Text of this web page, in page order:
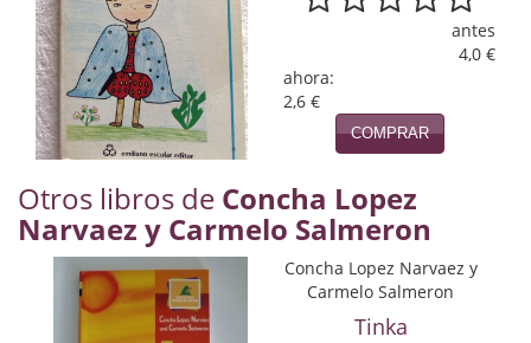
Novela Extranjera
Novela fantástica
Novela histórica
Novela negra
Novela romántica
Otros idiomas
Papás, Mamás, bebés...
antes
4,0 €
ahora:
2,6 €
COMPRAR
Otros libros de Concha Lopez
Narvaez y Carmelo Salmeron
Concha Lopez Narvaez y
Carmelo Salmeron
Tinka